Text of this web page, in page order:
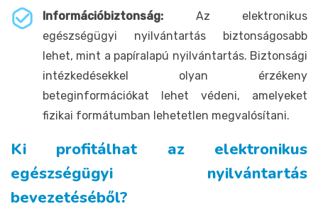
Információbiztonság: Az elektronikus
egészségügyi nyilvántartás biztonságosabb
lehet, mint a papíralapú nyilvántartás. Biztonsági
intézkedésekkel olyan érzékeny
beteginformációkat lehet védeni, amelyeket
fizikai formátumban lehetetlen megvalósítani.
Ki profitálhat az elektronikus
egészségügyi nyilvántartás
bevezetéséből?